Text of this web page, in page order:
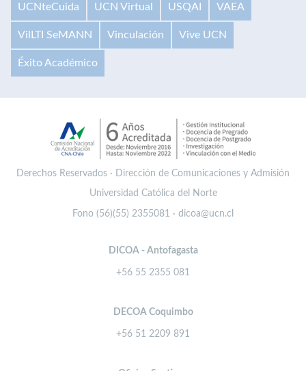
UCNteCuida UCN Virtual USQAI VAEA
VilLTI SeMANN Vinculación Vive UCN
Éxito Académico
Derechos Reservados · Dirección de Comunicaciones y Admisión
Universidad Católica del Norte
Fono (56)(55) 2355081 · dicoa@ucn.cl
DICOA - Antofagasta
+56 55 2355 081
DECOA Coquimbo
+56 51 2209 891